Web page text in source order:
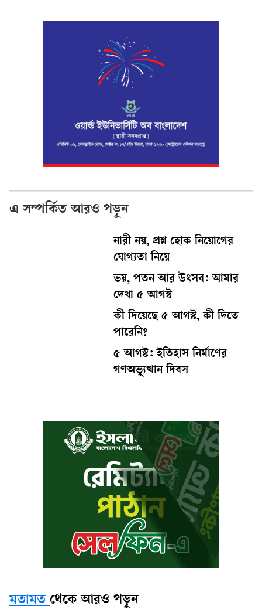
এ সম্পর্কিত আরও পড়ুন
নারী নয়, প্রশ্ন হোক নিয়োগের
যোগ্যতা নিয়ে
ভয়, পতন আর উৎসব: আমার
দেখা ৫ আগস্ট
কী দিয়েছে ৫ আগস্ট, কী দিতে
পারেনি?
৫ আগস্ট: ইতিহাস নির্মাণের
গণঅভ্যুত্থান দিবস
মতামত থেকে আরও পড়ুন